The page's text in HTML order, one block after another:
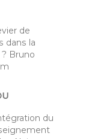
de
dans la
Bruno
du